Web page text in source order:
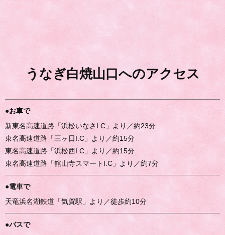
うなぎ白焼山口へのアクセス
●お車で
新東名高速道路「浜松いなさI.C」より／約23分
東名高速道路「三ヶ日I.C」より／約15分
東名高速道路「浜松西I.C」より／約15分
東名高速道路「舘山寺スマートI.C」より／約7分
●電車で
天竜浜名湖鉄道「気賀駅」より／徒歩約10分
●バスで